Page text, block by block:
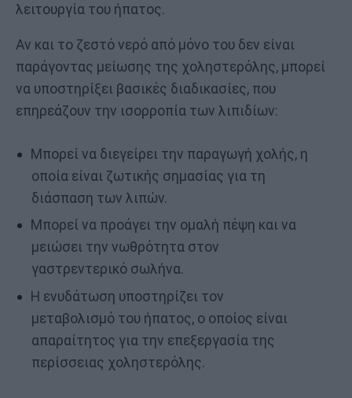
λειτουργία του ήπατος.
Αν και το ζεστό νερό από μόνο του δεν είναι
παράγοντας μείωσης της χοληστερόλης, μπορεί
να υποστηρίξει βασικές διαδικασίες, που
επηρεάζουν την ισορροπία των λιπιδίων:
Μπορεί να διεγείρει την παραγωγή χολής, η
οποία είναι ζωτικής σημασίας για τη
διάσπαση των λιπών.
Μπορεί να προάγει την ομαλή πέψη και να
μειώσει την νωθρότητα στον
γαστρεντερικό σωλήνα.
Η ενυδάτωση υποστηρίζει τον
μεταβολισμό του ήπατος, ο οποίος είναι
απαραίτητος για την επεξεργασία της
περίσσειας χοληστερόλης.